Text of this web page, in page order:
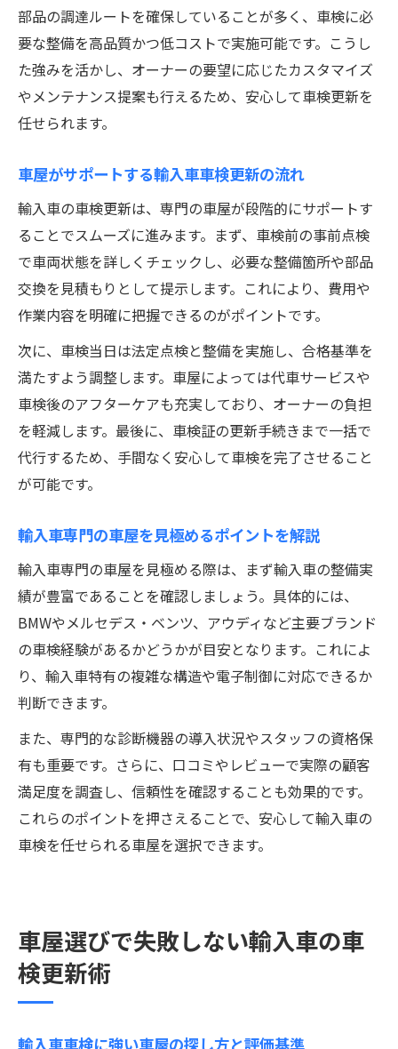
車屋と連携した輸入車車検更新で安心を得
る
輸入車の車検更新がカーライフ維持に不可
欠な理由
車屋がサポートする輸入車車検後のメンテ
長く乗るための輸入車車検更新スケジュー
ル管理
信頼できる車屋と築く安全なカーライフの
秘訣
部品の調達ルートを確保していることが多く、車検に必
要な整備を高品質かつ低コストで実施可能です。こうし
た強みを活かし、オーナーの要望に応じたカスタマイズ
やメンテナンス提案も行えるため、安心して車検更新を
任せられます。
車屋がサポートする輸入車車検更新の流れ
輸入車の車検更新は、専門の車屋が段階的にサポートす
ることでスムーズに進みます。まず、車検前の事前点検
で車両状態を詳しくチェックし、必要な整備箇所や部品
交換を見積もりとして提示します。これにより、費用や
作業内容を明確に把握できるのがポイントです。
次に、車検当日は法定点検と整備を実施し、合格基準を
満たすよう調整します。車屋によっては代車サービスや
車検後のアフターケアも充実しており、オーナーの負担
を軽減します。最後に、車検証の更新手続きまで一括で
代行するため、手間なく安心して車検を完了させること
が可能です。
輸入車専門の車屋を見極めるポイントを解説
輸入車専門の車屋を見極める際は、まず輸入車の整備実
績が豊富であることを確認しましょう。具体的には、
BMWやメルセデス・ベンツ、アウディなど主要ブランド
の車検経験があるかどうかが目安となります。これによ
り、輸入車特有の複雑な構造や電子制御に対応できるか
判断できます。
また、専門的な診断機器の導入状況やスタッフの資格保
有も重要です。さらに、口コミやレビューで実際の顧客
満足度を調査し、信頼性を確認することも効果的です。
これらのポイントを押さえることで、安心して輸入車の
車検を任せられる車屋を選択できます。
車屋選びで失敗しない輸入車の車
検更新術
輸入車車検に強い車屋の探し方と評価基準